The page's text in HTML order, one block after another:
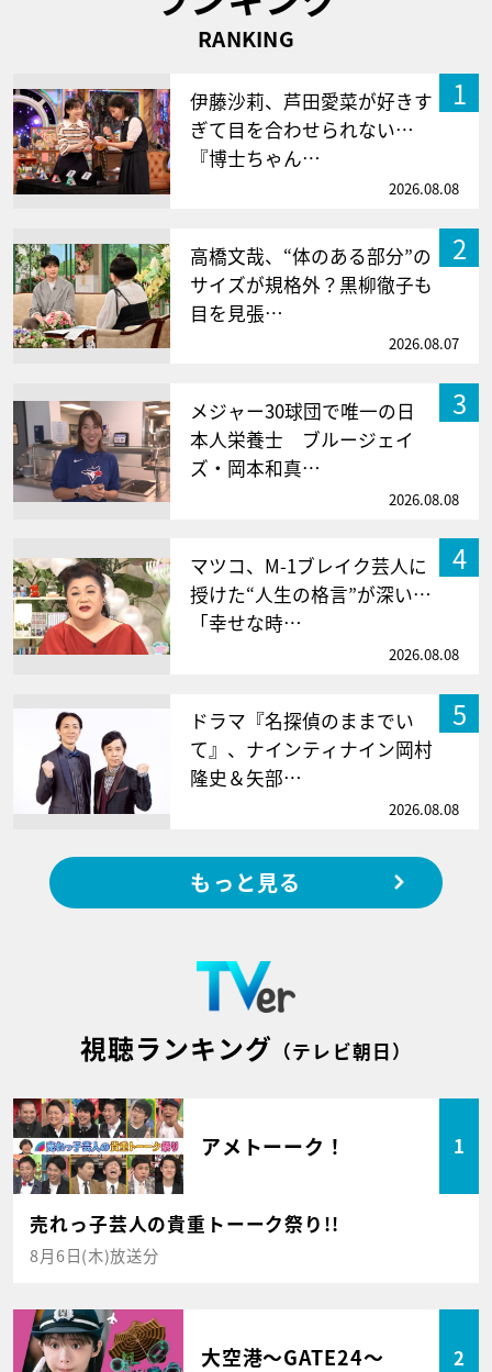
RANKING
1
伊藤沙莉、芦田愛菜が好きす
ぎて目を合わせられない…
『博士ちゃん…
2026.08.08
2
高橋文哉、“体のある部分”の
サイズが規格外？黒柳徹子も
目を見張…
2026.08.07
3
メジャー30球団で唯一の日
本人栄養士 ブルージェイ
ズ・岡本和真…
2026.08.08
4
マツコ、M-1ブレイク芸人に
授けた“人生の格言”が深い…
「幸せな時…
2026.08.08
5
ドラマ『名探偵のままでい
て』、ナインティナイン岡村
隆史＆矢部…
2026.08.08
もっと見る
視聴ランキング （テレビ朝日）
アメトーーク！ 1
売れっ子芸人の貴重トーーク祭り!!
8月6日(木)放送分
大空港～GATE24～ 2